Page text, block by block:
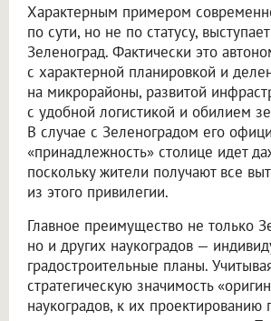
Характерным примером
по сути, но не по статусу,
Зеленоград. Фактически это
с характерной планировкой и
на микрорайоны, развитой
с удобной логистикой и обилием
В случае с Зеленоградом его
«принадлежность» столице идет
поскольку жители получают все
из этого привилегии.
Главное преимущество не только
но и других наукоградов —
градостроительные планы.
стратегическую значимость
наукоградов, к их проектированию